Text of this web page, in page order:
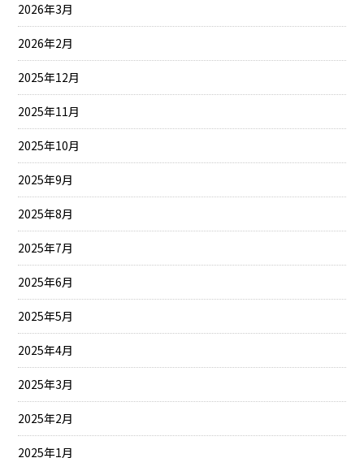
2026年3月
2026年2月
2025年12月
2025年11月
2025年10月
2025年9月
2025年8月
2025年7月
2025年6月
2025年5月
2025年4月
2025年3月
2025年2月
2025年1月